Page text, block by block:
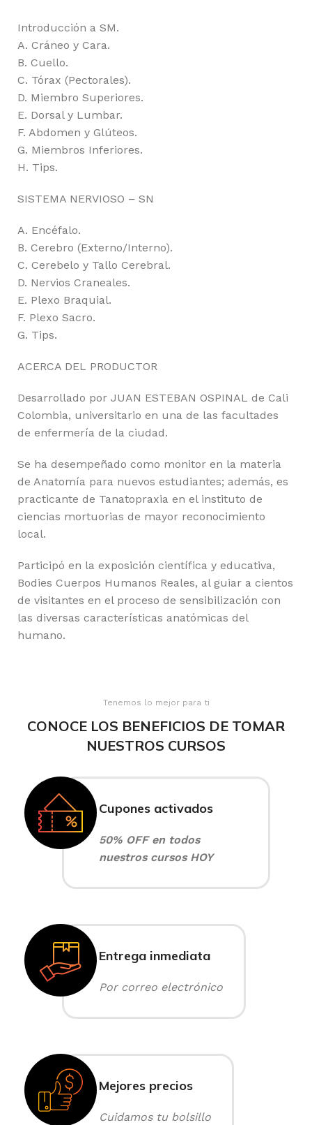
Introducción a SM.
A. Cráneo y Cara.
B. Cuello.
C. Tórax (Pectorales).
D. Miembro Superiores.
E. Dorsal y Lumbar.
F. Abdomen y Glúteos.
G. Miembros Inferiores.
H. Tips.
SISTEMA NERVIOSO – SN
A. Encéfalo.
B. Cerebro (Externo/Interno).
C. Cerebelo y Tallo Cerebral.
D. Nervios Craneales.
E. Plexo Braquial.
F. Plexo Sacro.
G. Tips.
ACERCA DEL PRODUCTOR
Desarrollado por JUAN ESTEBAN OSPINAL de Cali
Colombia, universitario en una de las facultades
de enfermería de la ciudad.
Se ha desempeñado como monitor en la materia
de Anatomía para nuevos estudiantes; además, es
practicante de Tanatopraxia en el instituto de
ciencias mortuorias de mayor reconocimiento
local.
Participó en la exposición científica y educativa,
Bodies Cuerpos Humanos Reales, al guiar a cientos
de visitantes en el proceso de sensibilización con
las diversas características anatómicas del
humano.
Tenemos lo mejor para ti
CONOCE LOS BENEFICIOS DE TOMAR
NUESTROS CURSOS
Cupones activados
50% OFF en todos
nuestros cursos HOY
Entrega inmediata
Por correo electrónico
Mejores precios
Cuidamos tu bolsillo